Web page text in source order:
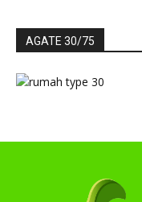
AGATE 30/75